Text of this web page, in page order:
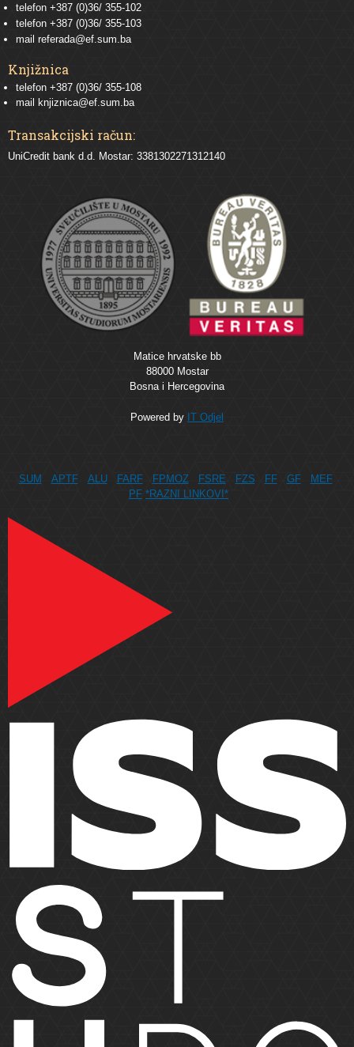
telefon +387 (0)36/ 355-102
telefon +387 (0)36/ 355-103
mail referada@ef.sum.ba
Knjižnica
telefon +387 (0)36/ 355-108
mail knjiznica@ef.sum.ba
Transakcijski račun:
UniCredit bank d.d. Mostar: 3381302271312140
Matice hrvatske bb
88000 Mostar
Bosna i Hercegovina
Powered by IT Odjel
SUM APTF ALU FARF FPMOZ FSRE FZS FF GF
MEF
PF *RAZNI LINKOVI*